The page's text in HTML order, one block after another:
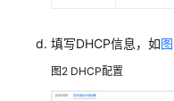
思
填写DHCP信息，如
图2 DHCP配置